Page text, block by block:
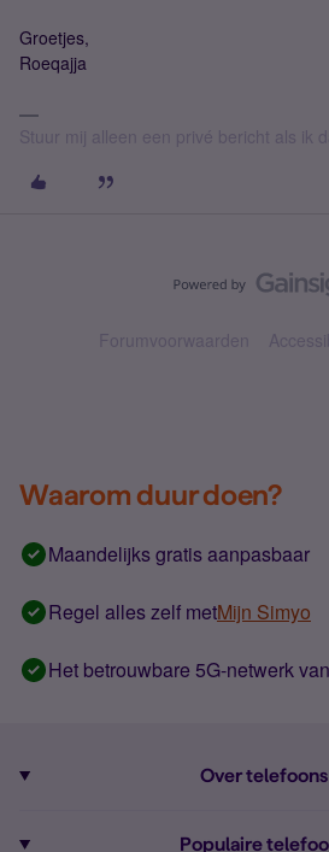
Groetjes,
Roeqajja
Stuur mij alleen een privé bericht als ik
Forumvoorwaarden
Waarom duur doen?
Maandelijks gratis aanpasbaar
Regel alles zelf metMijn Simyo
Het betrouwbare 5G-netwerk van
Over telefoons
Populaire